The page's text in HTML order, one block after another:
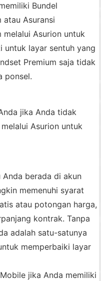
Bundel
atau Asuransi
melalui Asurion untuk
untuk layar sentuh yang
Premium saja tidak
ponsel.
jika Anda tidak
Asurion untuk
berada di akun
memenuhi syarat
atau potongan harga,
kontrak. Tanpa
adalah satu-satunya
memperbaiki layar
jika Anda memiliki